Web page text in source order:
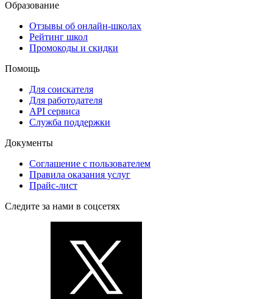
Образование
Отзывы об онлайн-школах
Рейтинг школ
Промокоды и скидки
Помощь
Для соискателя
Для работодателя
API сервиса
Служба поддержки
Документы
Соглашение с пользователем
Правила оказания услуг
Прайс-лист
Следите за нами в соцсетях